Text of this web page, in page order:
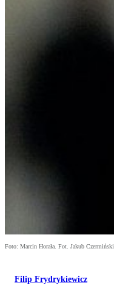
Foto: Marcin Horała. Fot. Jakub Czermiński
Filip Frydrykiewicz